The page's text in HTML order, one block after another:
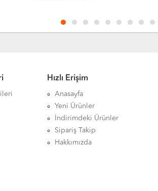
Hızlı Erişim
Anasayfa
Yeni Ürünler
İndirimdeki Ürünler
Sipariş Takip
Hakkımızda